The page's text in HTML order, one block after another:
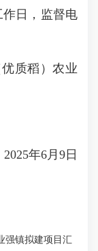
作日，监督电
质稻）农业
年6月9日
强镇拟建项目汇